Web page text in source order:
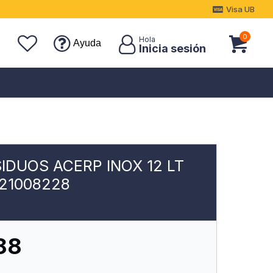
Ayuda
0
Visa UB
ACERP INOX 12 LT